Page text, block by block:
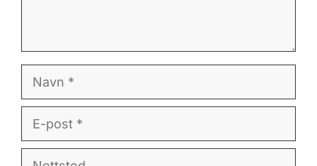
Navn
E-
post
Nettsted